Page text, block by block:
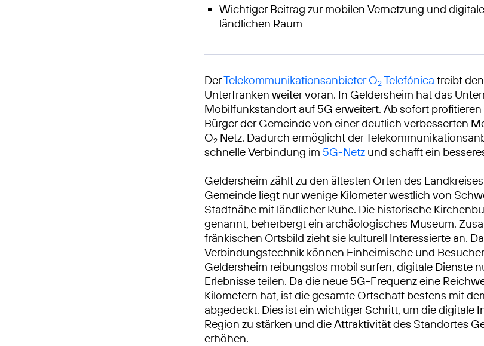
Wichtiger Beitrag zur mobilen Vernetzung und
ländlichen Raum
DerTelekommunikationsanbieter O2Telefónica treibt
Unterfranken weiter voran. In Geldersheim hat das
Mobilfunkstandort auf 5G erweitert. Ab sofort
Bürger der Gemeinde von einer deutlich verbesserten
O2 Netz. Dadurch ermöglicht der
schnelle Verbindung im 5G-Netz und schafft ein
Geldersheim zählt zu den ältesten Orten des
Gemeinde liegt nur wenige Kilometer westlich von
Stadtnähe mit ländlicher Ruhe. Die historische
genannt, beherbergt ein archäologisches Museum.
fränkischen Ortsbild zieht sie kulturell Interessierte an.
Verbindungstechnik können Einheimische und
Geldersheim reibungslos mobil surfen, digitale Dienste
Erlebnisse teilen. Da die neue 5G-Frequenz eine
Kilometern hat, ist die gesamte Ortschaft bestens mit
abgedeckt. Dies ist ein wichtiger Schritt, um die digitale
Region zu stärken und die Attraktivität des Standortes
erhöhen.